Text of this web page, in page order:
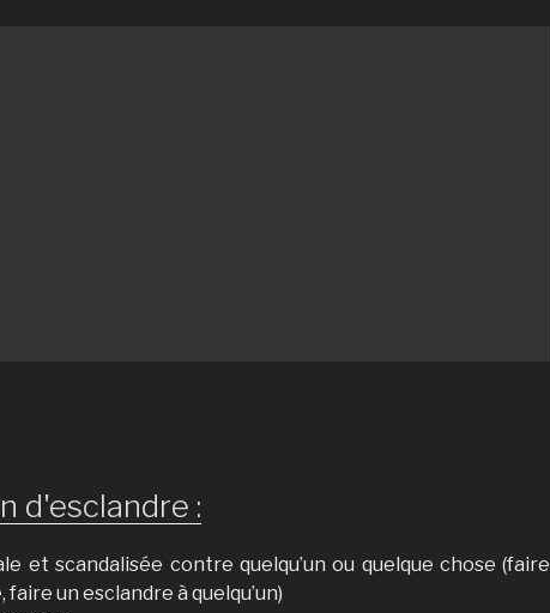
d'esclandre :
et scandalisée contre quelqu’un ou quelque chose (faire
faire un esclandre à quelqu’un)